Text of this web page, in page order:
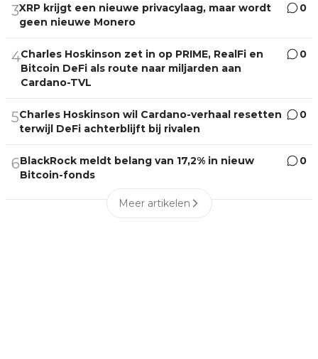
3XRP krijgt een nieuwe privacylaag, maar wordt
geen nieuwe Monero
0
4Charles Hoskinson zet in op PRIME, RealFi en
Bitcoin DeFi als route naar miljarden aan
Cardano-TVL
0
5Charles Hoskinson wil Cardano-verhaal resetten
terwijl DeFi achterblijft bij rivalen
0
6BlackRock meldt belang van 17,2% in nieuw
Bitcoin-fonds
0
Meer artikelen